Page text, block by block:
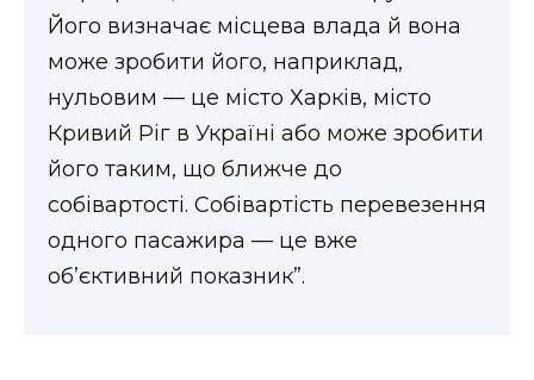
Його визначає місцева влада й вона
може зробити його, наприклад,
нульовим — це місто Харків, місто
Кривий Ріг в Україні або може зробити
його таким, що ближче до
собівартості. Собівартість перевезення
одного пасажира — це вже
об’єктивний показник”.